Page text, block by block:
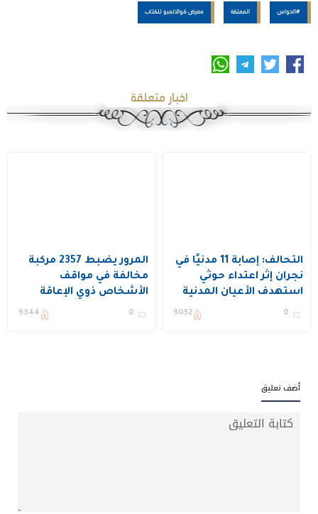
#الحواس المملكة معرض كوالالمبو للكتاب
اخبار متعلقة
التحالف: إصابة 11 مدنيًا في
نجران إثر اعتداء حوثي
استهدف الأعيان المدنية
0
9052
المرور يضبط 2357 مركبة
مخالفة في مواقف
الأشخاص ذوي الإعاقة
بمختلف مناطق المملكة
0
9344
أضف تعليق